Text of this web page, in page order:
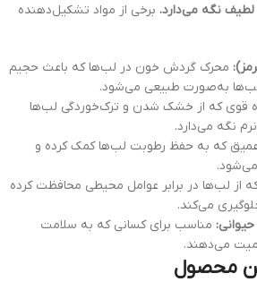
نگه می‌دارد. برخی از مواد تشکیل‌دهنده
محرک گردش خون در لب‌ها که باعث حجیم
به‌صورت طبیعی می‌شود.
قوی که از خشک شدن و ترک‌خوردگی لب‌ها
نگه می‌دارد.
که به حفظ رطوبت لب‌ها کمک کرده و
از لب‌ها در برابر عوامل محیطی محافظت کرده
می‌کند.
مناسب برای کسانی که به سلامت
می‌دهند.
محصول